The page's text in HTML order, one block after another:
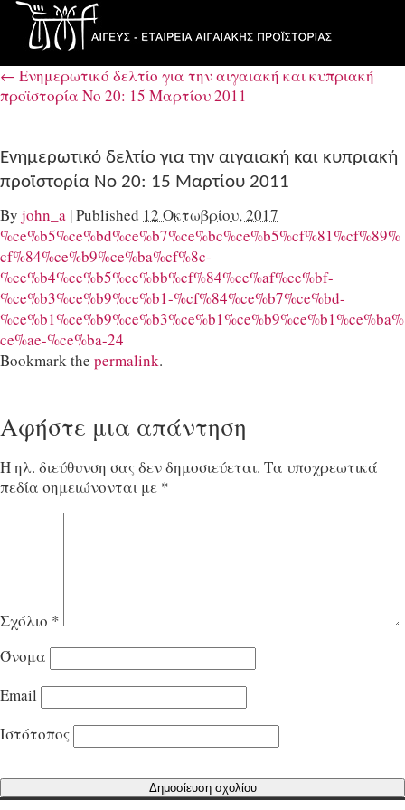
← Ενημερωτικό δελτίο για την αιγαιακή και κυπριακή
προϊστορία Νο 20: 15 Μαρτίου 2011
Ενημερωτικό δελτίο για την αιγαιακή και κυπριακή
προϊστορία Νο 20: 15 Μαρτίου 2011
By john_a |Published 12 Οκτωβρίου, 2017
%ce%b5%ce%bd%ce%b7%ce%bc%ce%b5%cf%81%cf%89%
cf%84%ce%b9%ce%ba%cf%8c-
%ce%b4%ce%b5%ce%bb%cf%84%ce%af%ce%bf-
%ce%b3%ce%b9%ce%b1-%cf%84%ce%b7%ce%bd-
%ce%b1%ce%b9%ce%b3%ce%b1%ce%b9%ce%b1%ce%ba%
ce%ae-%ce%ba-24
Bookmark the permalink.
Αφήστε μια απάντηση
Η ηλ. διεύθυνση σας δεν δημοσιεύεται. Τα υποχρεωτικά
πεδία σημειώνονται με *
Σχόλιο *
Όνομα
Email
Ιστότοπος